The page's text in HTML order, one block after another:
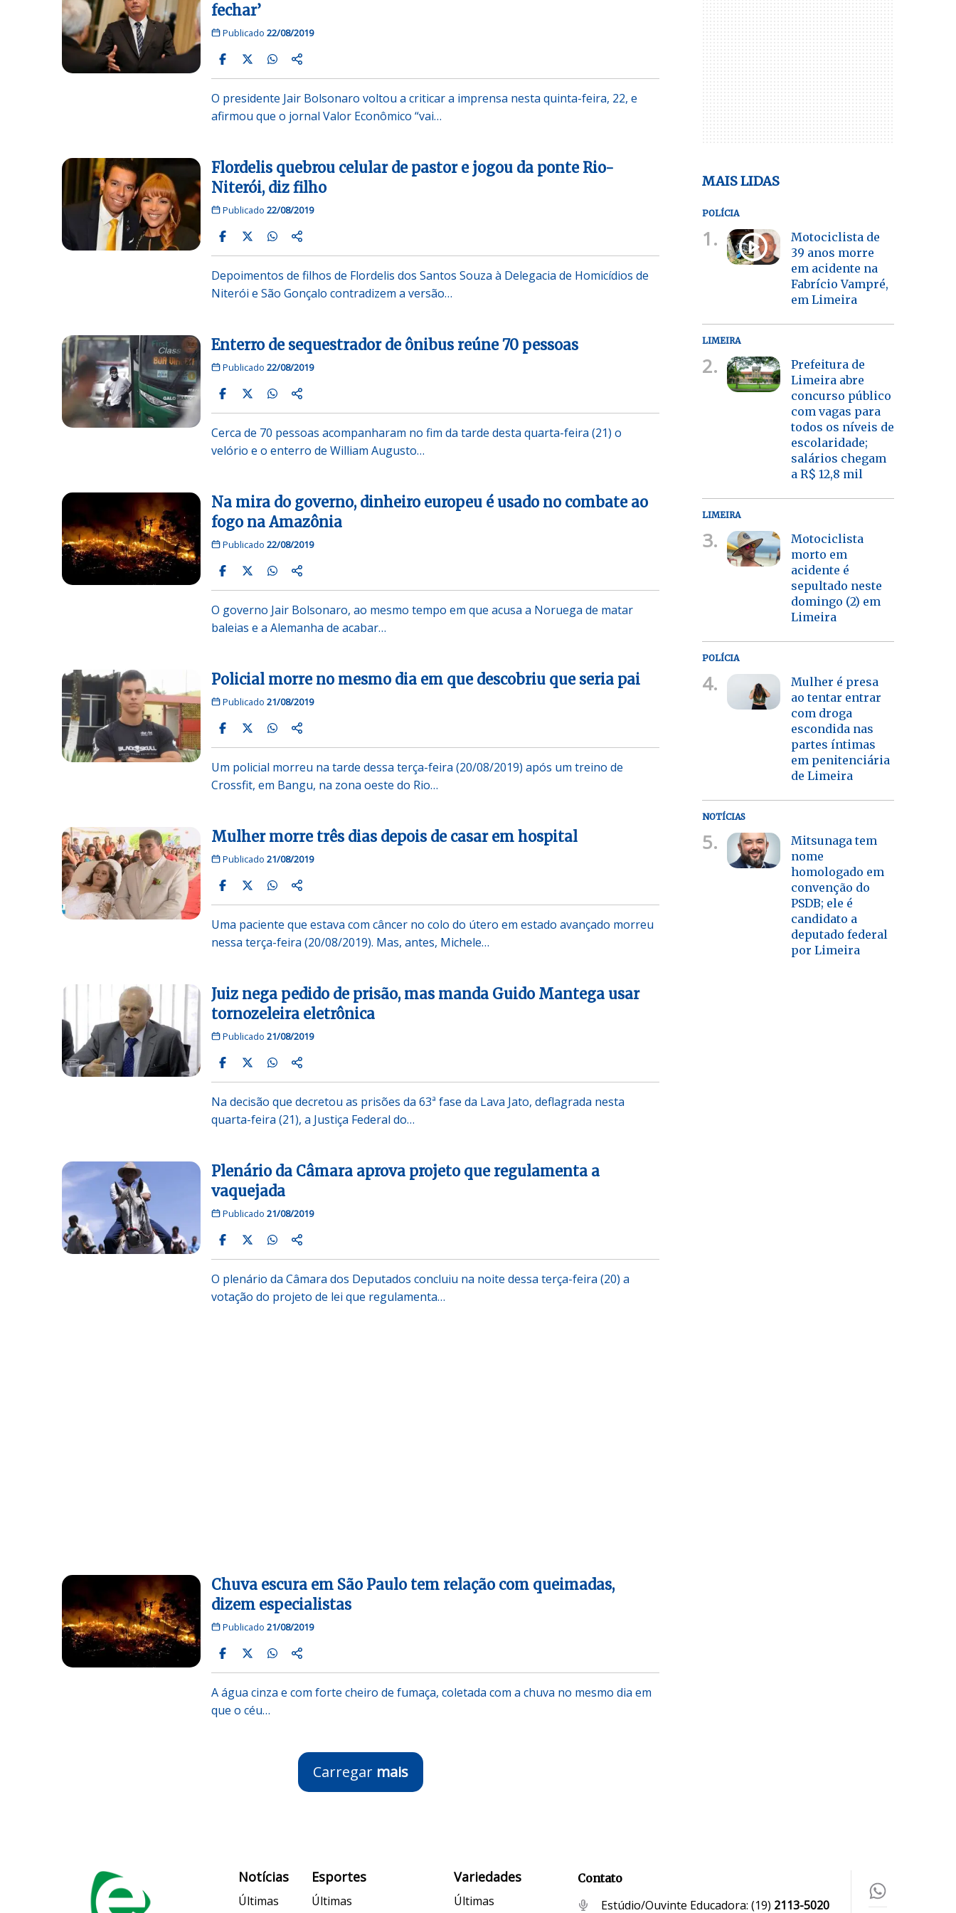
fechar’
Publicado 22/08/2019
O presidente Jair Bolsonaro voltou a criticar a imprensa nesta quinta-feira, 22, e
afirmou que o jornal Valor Econômico “vai…
Flordelis quebrou celular de pastor e jogou da ponte Rio-
Niterói, diz filho
Publicado 22/08/2019
Depoimentos de filhos de Flordelis dos Santos Souza à Delegacia de Homicídios de
Niterói e São Gonçalo contradizem a versão…
Enterro de sequestrador de ônibus reúne 70 pessoas
Publicado 22/08/2019
Cerca de 70 pessoas acompanharam no fim da tarde desta quarta-feira (21) o
velório e o enterro de William Augusto…
Na mira do governo, dinheiro europeu é usado no combate ao
fogo na Amazônia
Publicado 22/08/2019
O governo Jair Bolsonaro, ao mesmo tempo em que acusa a Noruega de matar
baleias e a Alemanha de acabar…
Policial morre no mesmo dia em que descobriu que seria pai
Publicado 21/08/2019
Um policial morreu na tarde dessa terça-feira (20/08/2019) após um treino de
Crossfit, em Bangu, na zona oeste do Rio…
Mulher morre três dias depois de casar em hospital
Publicado 21/08/2019
Uma paciente que estava com câncer no colo do útero em estado avançado morreu
nessa terça-feira (20/08/2019). Mas, antes, Michele…
Juiz nega pedido de prisão, mas manda Guido Mantega usar
tornozeleira eletrônica
Publicado 21/08/2019
Na decisão que decretou as prisões da 63ª fase da Lava Jato, deflagrada nesta
quarta-feira (21), a Justiça Federal do…
Plenário da Câmara aprova projeto que regulamenta a
vaquejada
Publicado 21/08/2019
O plenário da Câmara dos Deputados concluiu na noite dessa terça-feira (20) a
votação do projeto de lei que regulamenta…
Chuva escura em São Paulo tem relação com queimadas,
dizem especialistas
Publicado 21/08/2019
A água cinza e com forte cheiro de fumaça, coletada com a chuva no mesmo dia em
que o céu…
Carregar mais
MAIS LIDAS
POLÍCIA
1.
Motociclista de
39 anos morre
em acidente na
Fabrício Vampré,
em Limeira
LIMEIRA
2.
Prefeitura de
Limeira abre
concurso público
com vagas para
todos os níveis de
escolaridade;
salários chegam
a R$ 12,8 mil
LIMEIRA
3.
Motociclista
morto em
acidente é
sepultado neste
domingo (2) em
Limeira
POLÍCIA
4.
Mulher é presa
ao tentar entrar
com droga
escondida nas
partes íntimas
em penitenciária
de Limeira
NOTÍCIAS
5.
Mitsunaga tem
nome
homologado em
convenção do
PSDB; ele é
candidato a
deputado federal
por Limeira
Notícias
Últimas
Esportes
Últimas
Variedades
Últimas
Contato
Estúdio/Ouvinte Educadora: (19) 2113-5020